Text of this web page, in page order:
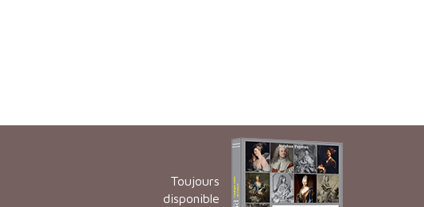
Toujours
disponible